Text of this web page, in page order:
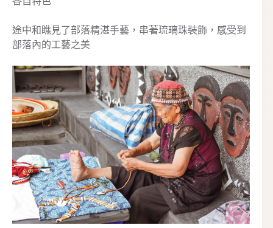
部落內就是這麼簡單純樸，走訪一趟發現每間家屋都有
各自特色
途中和瞧見了部落精湛手藝，串著琉璃珠裝飾，感受到
部落內的工藝之美